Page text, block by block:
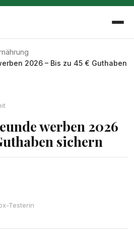
2026 – Bis zu 45 € Guthaben
werben 2026
sichern
Testerin